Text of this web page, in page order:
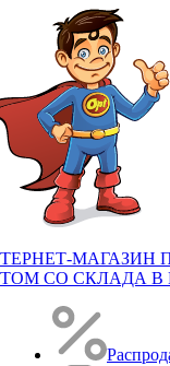
МАГАЗИН
СО СКЛАДА В